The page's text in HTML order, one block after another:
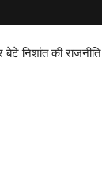
बेटे निशांत की